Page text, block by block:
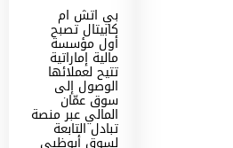
بي اتش ام
كابيتال تصبح
أول مؤسسة
مالية إماراتية
تتيح لعملائها
الوصول إلى
سوق عمّان
المالي عبر منصة
تبادل التابعة
لسوق أبوظبي